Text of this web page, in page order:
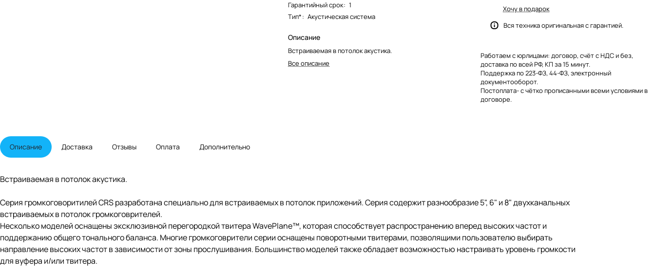
Гарантийный срок: 1
Тип*: Акустическая система
Описание
Встраиваемая в потолок акустика.
Все описание
Хочу в подарок
Вся техника оригинальная с гарантией.
Работаем с юрлицами: договор, счёт с НДС и без,
доставка по всей РФ, КП за 15 минут.
Поддержка по 223-ФЗ, 44-ФЗ, электронный
документооборот.
Постоплата- с чётко прописанными всеми условиями в
договоре.
Описание Доставка Отзывы Оплата Дополнительно
Встраиваемая в потолок акустика.
Серия громкоговоритилей CRS разработана специально для встраиваемых в потолок приложений. Серия содержит разнообразие 5", 6" и 8" двухканальных
встраиваемых в потолок громкоговрителей.
Несколько моделей оснащены эксклюзивной перегородкой твитера WavePlane™, которая способствует распространению вперед высоких частот и
поддержанию общего тонального баланса. Многие громкоговрители серии оснащены поворотными твитерами, позволящими пользователю выбирать
направление высоких частот в зависимости от зоны прослушивания. Большинство моделей также обладает возможностью настраивать уровень громкости
для вуфера и/или твитера.